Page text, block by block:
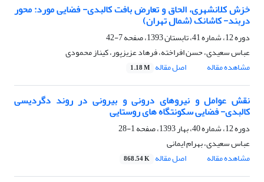
خزش کلانشهری، الحاق و تعارض بافت کالبدی- فضایی مورد: محور
دربند- کاشانک (شمال تهران)
دوره 12، شماره 41، تابستان 1393، صفحه
7-42
عباس سعیدی، حسن افراخته، فرهاد عزیزپور، کیناز محمودی
مشاهده مقاله
اصل مقاله 1.18 M
نقش عوامل و نیروهای درونی و بیرونی در روند دگردیسی
کالبدی- فضایی سکونتگاه های روستایی
دوره 12، شماره 40، بهار 1393، صفحه
1-28
عباس سعیدی، بهرام ایمانی
مشاهده مقاله
اصل مقاله 868.54 K